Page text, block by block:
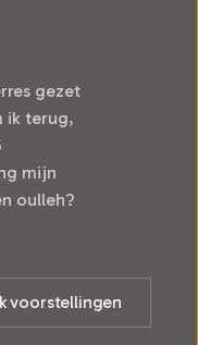
gezet
ik terug,
mijn
oulleh?
voorstellingen